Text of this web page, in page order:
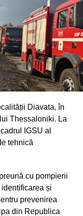
un cetățean al
ani.
penale pentru
persoanelorDiavata, în
Thessaloniki. La
IGSU al
tehnică
cu pompierii
și
prevenirea
din Republica